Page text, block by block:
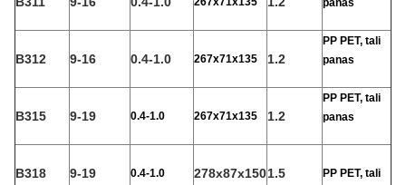
panas
B312 9-16 0.4-1.0 267x71x135 1.2
PP PET, tali
panas
B315 9-19 0.4-1.0 267x71x135 1.2
PP PET, tali
panas
B318 9-19 0.4-1.0 278x87x1501.5
PP PET, tali